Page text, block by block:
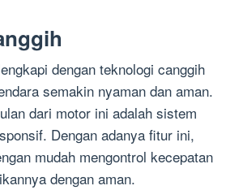
dengan teknologi canggih
semakin nyaman dan aman.
dari motor ini adalah sistem
Dengan adanya fitur ini,
mudah mengontrol kecepatan
dengan aman.